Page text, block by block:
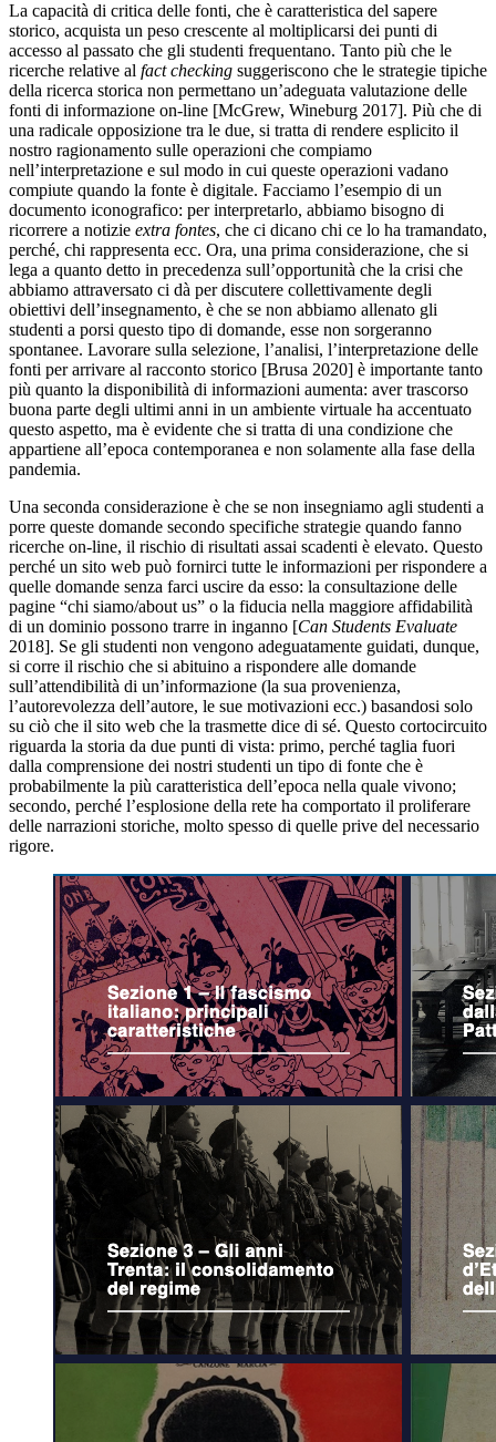
La capacità di critica delle fonti, che è caratteristica del sapere
storico, acquista un peso crescente al moltiplicarsi dei punti di
accesso al passato che gli studenti frequentano. Tanto più che le
ricerche relative al fact checking suggeriscono che le strategie tipiche
della ricerca storica non permettano un’adeguata valutazione delle
fonti di informazione on-line [McGrew, Wineburg 2017]. Più che di
una radicale opposizione tra le due, si tratta di rendere esplicito il
nostro ragionamento sulle operazioni che compiamo
nell’interpretazione e sul modo in cui queste operazioni vadano
compiute quando la fonte è digitale. Facciamo l’esempio di un
documento iconografico: per interpretarlo, abbiamo bisogno di
ricorrere a notizie extra fontes, che ci dicano chi ce lo ha tramandato,
perché, chi rappresenta ecc. Ora, una prima considerazione, che si
lega a quanto detto in precedenza sull’opportunità che la crisi che
abbiamo attraversato ci dà per discutere collettivamente degli
obiettivi dell’insegnamento, è che se non abbiamo allenato gli
studenti a porsi questo tipo di domande, esse non sorgeranno
spontanee. Lavorare sulla selezione, l’analisi, l’interpretazione delle
fonti per arrivare al racconto storico [Brusa 2020] è importante tanto
più quanto la disponibilità di informazioni aumenta: aver trascorso
buona parte degli ultimi anni in un ambiente virtuale ha accentuato
questo aspetto, ma è evidente che si tratta di una condizione che
appartiene all’epoca contemporanea e non solamente alla fase della
pandemia.
Una seconda considerazione è che se non insegniamo agli studenti a
porre queste domande secondo specifiche strategie quando fanno
ricerche on-line, il rischio di risultati assai scadenti è elevato. Questo
perché un sito web può fornirci tutte le informazioni per rispondere a
quelle domande senza farci uscire da esso: la consultazione delle
pagine “chi siamo/about us” o la fiducia nella maggiore affidabilità
di un dominio possono trarre in inganno [Can Students Evaluate
2018]. Se gli studenti non vengono adeguatamente guidati, dunque,
si corre il rischio che si abituino a rispondere alle domande
sull’attendibilità di un’informazione (la sua provenienza,
l’autorevolezza dell’autore, le sue motivazioni ecc.) basandosi solo
su ciò che il sito web che la trasmette dice di sé. Questo cortocircuito
riguarda la storia da due punti di vista: primo, perché taglia fuori
dalla comprensione dei nostri studenti un tipo di fonte che è
probabilmente la più caratteristica dell’epoca nella quale vivono;
secondo, perché l’esplosione della rete ha comportato il proliferare
delle narrazioni storiche, molto spesso di quelle prive del necessario
rigore.